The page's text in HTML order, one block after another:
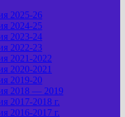
2025-26
2024-25
2023-24
2022-23
2021-2022
2020-2021
2019-20
2018 — 2019
2017-2018 г.
2016-2017 г.